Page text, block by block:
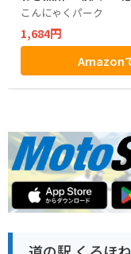
こんにゃくパーク
1,684円
Amazon